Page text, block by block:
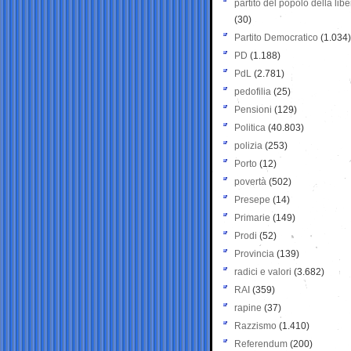
partito del popolo della
(30)
Partito Democratico (1.034)
PD (1.188)
PdL (2.781)
pedofilia (25)
Pensioni (129)
Politica (40.803)
polizia (253)
Porto (12)
povertà (502)
Presepe (14)
Primarie (149)
Prodi (52)
Provincia (139)
radici e valori (3.682)
RAI (359)
rapine (37)
Razzismo (1.410)
Referendum (200)